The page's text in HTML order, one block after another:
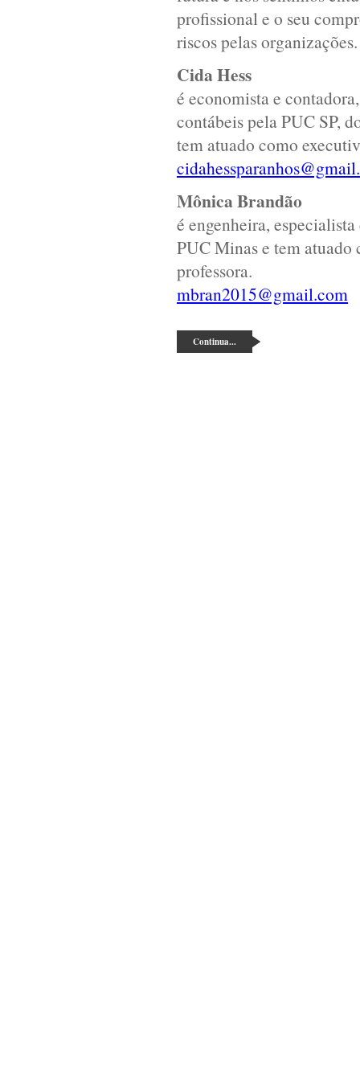
profissional e o seu
riscos pelas organizações.
Cida Hess
é economista e
contábeis pela PUC SP,
tem atuado como
Mônica Brandão
é engenheira,
PUC Minas e tem atuado
professora.
mbran2015@gmail.com
Continua...